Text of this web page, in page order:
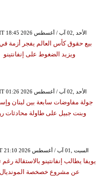
GMT 18:45 2026 الأحد ,02 آب / أغسطس
بيع حقوق كأس العالم يفجر أزمة في
ويزيد الضغوط على إنفانتينو
GMT 01:26 2026 الأحد ,02 آب / أغسطس
جولة مفاوضات سابعة بين لبنان
وبنت جبيل على طاولة محادثات
GMT 21:10 2026 السبت ,01 آب / أغسطس
يويفا يطالب إنفانتينو بالاستقالة رغم
عن مشروع خصخصة المونديال